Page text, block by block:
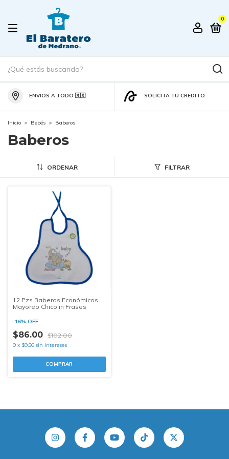
0
ENVIOS A TODO 🇲🇽 SOLICITA TU CREDITO
Inicio > Bebés > Baberos
Baberos
ORDENAR FILTRAR
12 Pzs Baberos Económicos
Mayoreo Chicolin Frases
-16% OFF
$86.00 $102.00
9 x $9.56 sin intereses
COMPRAR